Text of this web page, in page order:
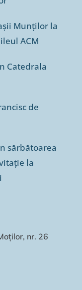
Munților la
ACM
Catedrala
de
sărbătoarea
la
nr. 26